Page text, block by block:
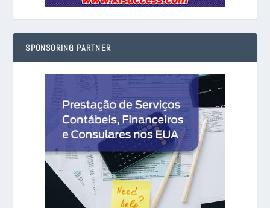
SPONSORING PARTNER